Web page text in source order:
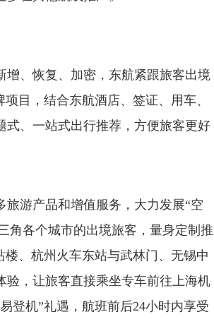
增、恢复、加密，东航紧跟旅客出境
目，结合东航酒店、签证、用车、
、一站式出行推荐，方便旅客更好
游产品和增值服务，大力发展“空
角各个城市的出境旅客，量身定制推
、杭州火车东站与武林门、无锡中
验，让旅客直接乘坐专车前往上海机
机”礼遇，航班前后24小时内享受